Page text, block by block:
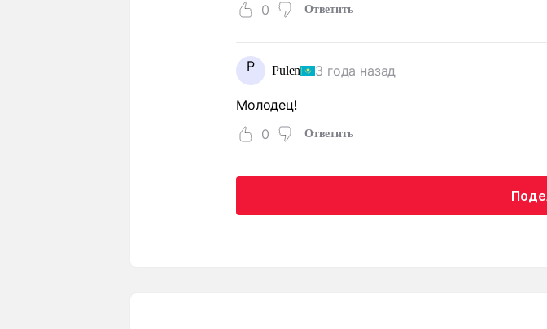
0
Ответить
P Pulen 3 года назад
Молодец!
0
Ответить